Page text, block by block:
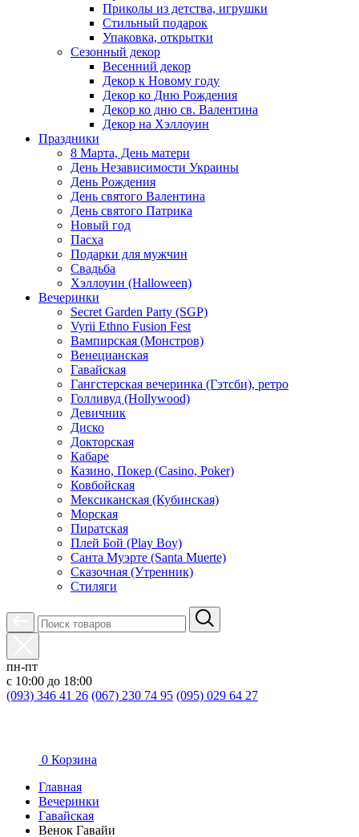
Приколы из детства, игрушки
Стильный подарок
Упаковка, открытки
Сезонный декор
Весенний декор
Декор к Новому году
Декор ко Дню Рождения
Декор ко дню св. Валентина
Декор на Хэллоуин
Праздники
8 Марта, День матери
День Независимости Украины
День Рождения
День святого Валентина
День святого Патрика
Новый год
Пасха
Подарки для мужчин
Свадьба
Хэллоуин (Halloween)
Вечеринки
Secret Garden Party (SGP)
Vyrii Ethno Fusion Fest
Вампирская (Монстров)
Венецианская
Гавайская
Гангстерская вечеринка (Гэтсби), ретро
Голливуд (Hollywood)
Девичник
Диско
Докторская
Кабаре
Казино, Покер (Casino, Poker)
Ковбойская
Мексиканская (Кубинская)
Морская
Пиратская
Плей Бой (Play Boy)
Санта Муэрте (Santa Muerte)
Сказочная (Утренник)
Стиляги
пн-пт
с 10:00 до 18:00
(093) 346 41 26 (067) 230 74 95 (095) 029 64 27
0 Корзина
Главная
Вечеринки
Гавайская
Венок Гавайи